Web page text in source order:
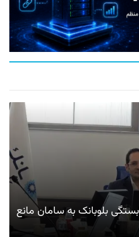
بلوبانک به سامان مانع